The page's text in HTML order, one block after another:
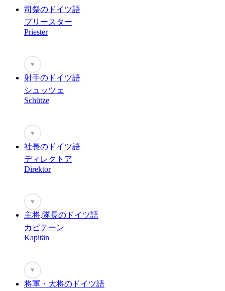
司祭のドイツ語
プリースター
Priester
♥
射手のドイツ語
シュッツェ
Schütze
♥
社長のドイツ語
ディレクトア
Direktor
♥
主将,隊長のドイツ語
カピテーン
Kapitän
♥
将軍・大将のドイツ語